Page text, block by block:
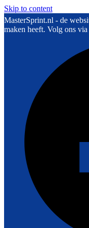
Skip to content
MasterSprint.nl - de
maken heeft. Volg ons via